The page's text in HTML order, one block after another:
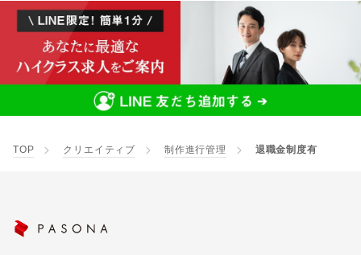
TOP クリエイティブ 制作進行管理 退職金制度有